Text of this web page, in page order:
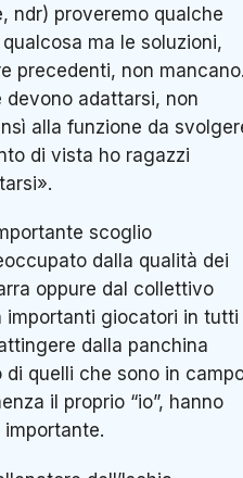
ndr) proveremo qualche
ma le soluzioni,
precedenti, non
adattarsi, non
alla funzione da
di vista ho ragazzi
scoglio
dalla qualità dei
oppure dal collettivo
importanti giocatori in tutti
dalla panchina
quelli che sono in
il proprio “io”, hanno
importante.